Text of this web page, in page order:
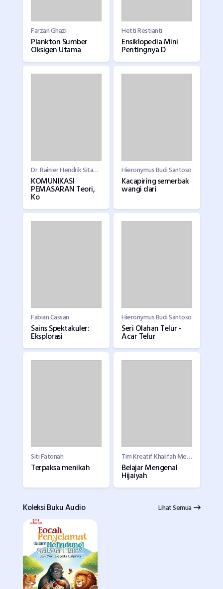
Farzan Ghazi
Plankton Sumber
Oksigen Utama
Hetti Restianti
Ensiklopedia Mini
Pentingnya D
Dr. Rainier Hendrik Sitaniapessy, SE., M.Si.
KOMUNIKASI
PEMASARAN Teori,
Ko
Hieronymus Budi Santoso
Kacapiring semerbak
wangi dari
Fabian Cassan
Sains Spektakuler:
Eksplorasi
Hieronymus Budi Santoso
Seri Olahan Telur -
Acar Telur
Siti Fatonah
Terpaksa menikah
Tim Kreatif Khalifah Mediatama
Belajar Mengenal
Hijaiyah
Koleksi Buku Audio Lihat Semua